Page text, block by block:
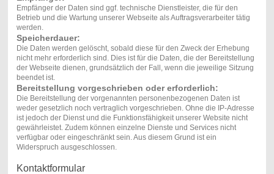
Empfänger der Daten sind ggf. technische Dienstleister, die für den
Betrieb und die Wartung unserer Webseite als Auftragsverarbeiter tätig
werden.
Speicherdauer:
Die Daten werden gelöscht, sobald diese für den Zweck der Erhebung
nicht mehr erforderlich sind. Dies ist für die Daten, die der Bereitstellung
der Webseite dienen, grundsätzlich der Fall, wenn die jeweilige Sitzung
beendet ist.
Bereitstellung vorgeschrieben oder erforderlich:
Die Bereitstellung der vorgenannten personenbezogenen Daten ist
weder gesetzlich noch vertraglich vorgeschrieben. Ohne die IP-Adresse
ist jedoch der Dienst und die Funktionsfähigkeit unserer Website nicht
gewährleistet. Zudem können einzelne Dienste und Services nicht
verfügbar oder eingeschränkt sein. Aus diesem Grund ist ein
Widerspruch ausgeschlossen.
Kontaktformular